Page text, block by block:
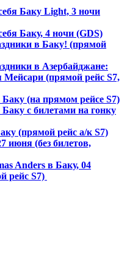
Баку Light, 3 ночи
Баку, 4 ночи (GDS)
в Баку! (прямой
в Азербайджане:
(прямой рейс S7,
(на прямом рейсе S7)
с билетами на гонку
(прямой рейс а/к S7)
июня (без билетов,
Anders в Баку, 04
рейс S7)